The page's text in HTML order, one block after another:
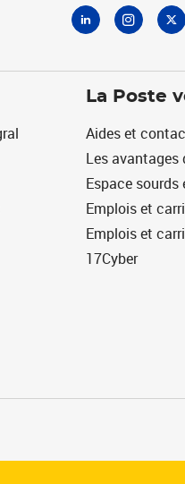
La Poste
Aides et
Les avantages
Espace
Emplois et
Emplois et
17Cyber